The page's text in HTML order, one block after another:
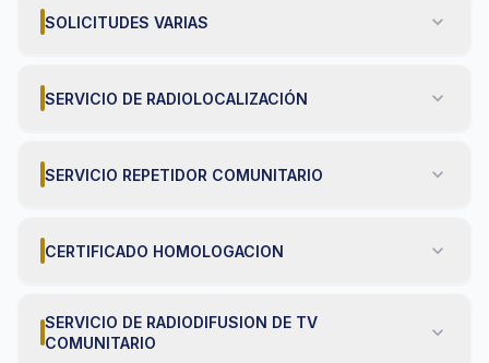
SOLICITUDES VARIAS expand_more
SERVICIO DE RADIOLOCALIZACIÓN expand_more
SERVICIO REPETIDOR COMUNITARIO expand_more
CERTIFICADO HOMOLOGACION expand_more
SERVICIO DE RADIODIFUSION DE TV
COMUNITARIO
expand_more